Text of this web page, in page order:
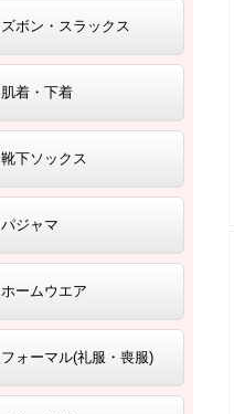
ズボン・スラックス
肌着・下着
靴下ソックス
パジャマ
ホームウエア
フォーマル(礼服・喪服)